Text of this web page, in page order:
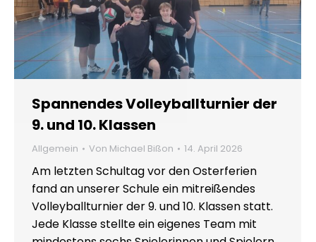
Spannendes Volleyballturnier der
9. und 10. Klassen
Allgemein Von Michael Bißon 14. April 2026
Am letzten Schultag vor den Osterferien
fand an unserer Schule ein mitreißendes
Volleyballturnier der 9. und 10. Klassen statt.
Jede Klasse stellte ein eigenes Team mit